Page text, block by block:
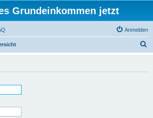
Grundeinkommen jetzt
Anmelden